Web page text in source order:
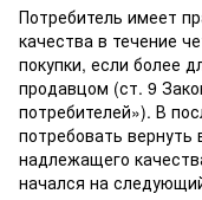
Потребитель имеет
качества в течение
покупки, если более
продавцом (ст. 9
потребителей»). В
потребовать вернуть
надлежащего
начался на